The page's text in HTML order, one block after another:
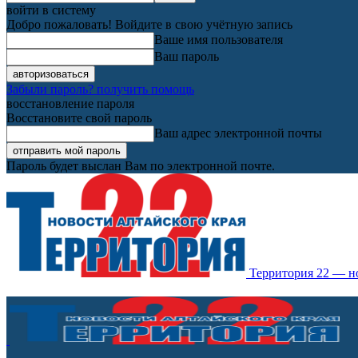
войти в систему
Добро пожаловать! Войдите в свою учётную запись
Ваше имя пользователя
Ваш пароль
Забыли пароль? получить помощь
восстановление пароля
Восстановите свой пароль
Ваш адрес электронной почты
Пароль будет выслан Вам по электронной почте.
Территория 22 —